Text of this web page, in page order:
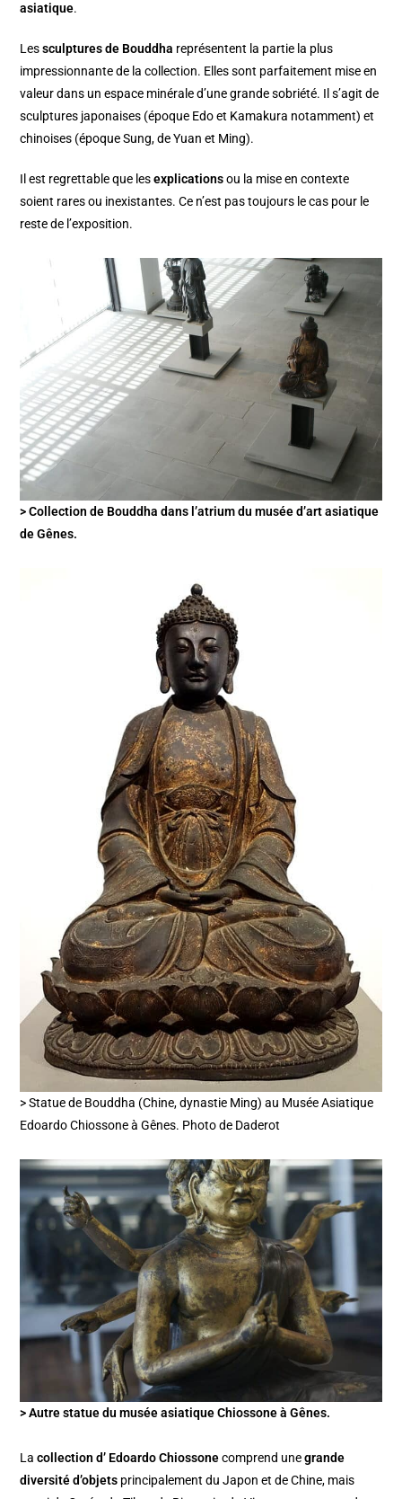
asiatique.
Lessculptures de Bouddha représentent la partie la plus
impressionnante de la collection. Elles sont parfaitement mise en
valeur dans un espace minérale d’une grande sobriété. Il s’agit de
sculptures japonaises (époque Edo et Kamakura notamment) et
chinoises (époque Sung, de Yuan et Ming).
Il est regrettable que lesexplicationsou la mise en contexte
soient rares ou inexistantes. Ce n’est pas toujours le cas pour le
reste de l’exposition.
> Collection de Bouddha dans l’atrium du musée d’art asiatique
de Gênes.
> Statue de Bouddha (Chine, dynastie Ming) au Musée Asiatique
Edoardo Chiossone à Gênes. Photo de Daderot
> Autre statue du musée asiatique Chiossone à Gênes.
Lacollection d’ Edoardo Chiossonecomprend unegrande
diversité d’objets principalement du Japon et de Chine, mais